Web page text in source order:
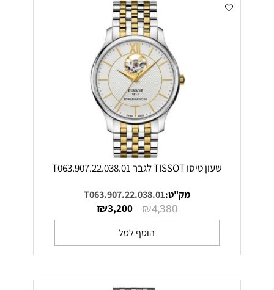
שעון טיסו TISSOT לגבר T063.907.22.038.01
מק"ט:T063.907.22.038.01
₪4,380
₪3,200
הוסף לסל